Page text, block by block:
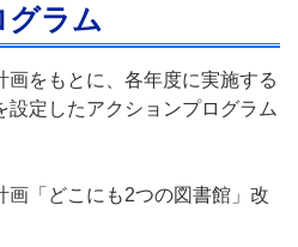
グラム
画をもとに、各年度に実施する
定したアクションプログラム
画「どこにも2つの図書館」改